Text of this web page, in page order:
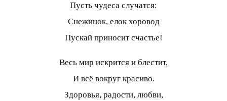
Пусть чудеса случатся:
Снежинок, елок хоровод
Пускай приносит счастье!
Весь мир искрится и блестит,
И всё вокруг красиво.
Здоровья, радости, любви,